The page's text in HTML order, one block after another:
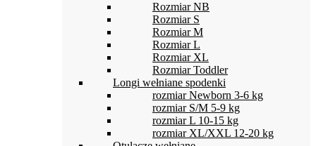
Rozmiar NB
Rozmiar S
Rozmiar M
Rozmiar L
Rozmiar XL
Rozmiar Toddler
Longi wełniane spodenki
rozmiar Newborn 3-6 kg
rozmiar S/M 5-9 kg
rozmiar L 10-15 kg
rozmiar XL/XXL 12-20 kg